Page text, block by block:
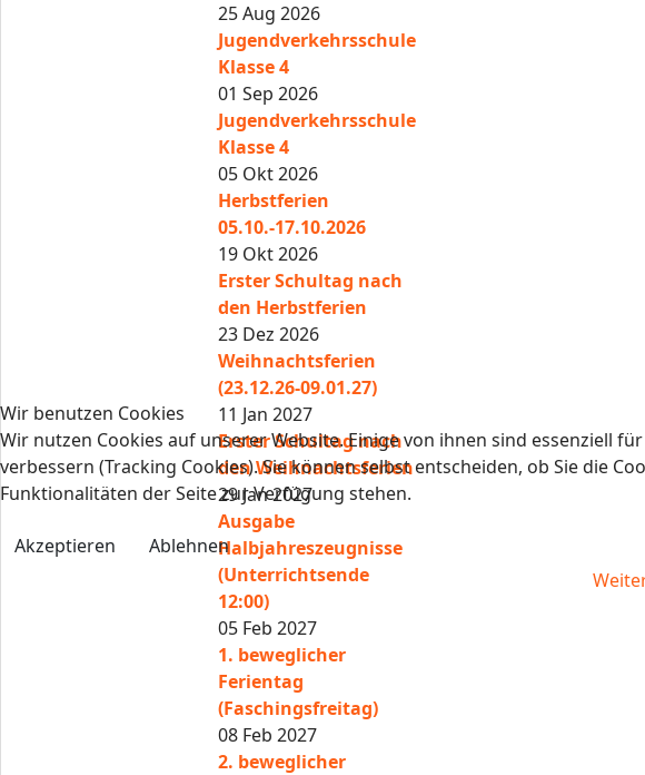
25 Aug 2026
Jugendverkehrsschule
Klasse 4
01 Sep 2026
Jugendverkehrsschule
Klasse 4
05 Okt 2026
Herbstferien
05.10.-17.10.2026
19 Okt 2026
Erster Schultag nach
den Herbstferien
23 Dez 2026
Weihnachtsferien
(23.12.26-09.01.27)
11 Jan 2027
Erster Schultag nach
den Weihnachtsferien
29 Jan 2027
Ausgabe
Halbjahreszeugnisse
(Unterrichtsende
12:00)
05 Feb 2027
1. beweglicher
Ferientag
(Faschingsfreitag)
08 Feb 2027
2. beweglicher
Wir benutzen Cookies
Wir nutzen Cookies auf unserer Website. Einige von ihnen sind essenziell
verbessern (Tracking Cookies). Sie können selbst entscheiden, ob Sie die
Funktionalitäten der Seite zur Verfügung stehen.
Akzeptieren
Ablehnen